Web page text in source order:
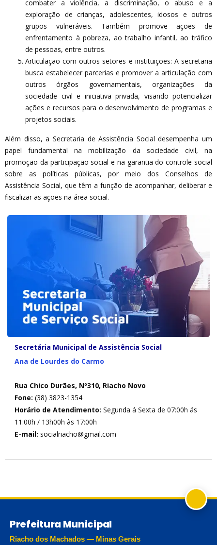
combater a violência, a discriminação, o abuso e a
exploração de crianças, adolescentes, idosos e outros
grupos vulneráveis. Também promove ações de
enfrentamento à pobreza, ao trabalho infantil, ao tráfico
de pessoas, entre outros.
Articulação com outros setores e instituições: A secretaria
busca estabelecer parcerias e promover a articulação com
outros órgãos governamentais, organizações da
sociedade civil e iniciativa privada, visando potencializar
ações e recursos para o desenvolvimento de programas e
projetos sociais.
Além disso, a Secretaria de Assistência Social desempenha um
papel fundamental na mobilização da sociedade civil, na
promoção da participação social e na garantia do controle social
sobre as políticas públicas, por meio dos Conselhos de
Assistência Social, que têm a função de acompanhar, deliberar e
fiscalizar as ações na área social.
Secretária Municipal de Assistência Social
Ana de Lourdes do Carmo
Rua Chico Durães, Nº310, Riacho Novo
Fone: (38) 3823-1354
Horário de Atendimento: Segunda á Sexta de 07:00h ás
11:00h / 13h00h às 17:00h
E-mail: socialriacho@gmail.com
Prefeitura Municipal
Riacho dos Machados — Minas Gerais